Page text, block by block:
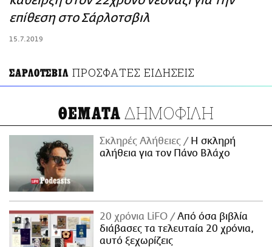
ΑΜΠΑ
επίθεση στο Σάρλοτσβιλ
15.7.2019
ΣΑΡΛΟΤΣΒΙΛ ΠΡΟΣΦΑΤΕΣ ΕΙΔΗΣΕΙΣ
ΘΕΜΑΤΑ ΔΗΜΟΦΙΛΗ
Σκληρές Αλήθειες
H σκληρή
αλήθεια για τον Πάνο Βλάχο
20 χρόνια LiFO
Από όσα βιβλία
διάβασες τα τελευταία 20 χρόνια,
αυτό ξεχωρίζεις